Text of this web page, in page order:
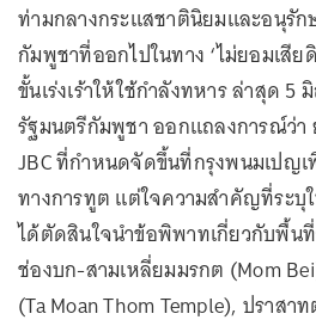
ท่ามกลางกระแสชาตินิยมและอนุรั
กัมพูชาที่ออกไปในทาง ‘ไม่ยอมเสีย
ขั้นเร่งเร้าให้ใช้กำลังทหาร ล่าสุด 5
รัฐมนตรีกัมพูชา ออกแถลงการณ์ว่า
JBC ที่กำหนดจัดขึ้นที่กรุงพนมเปญเ
ทางการทูต แต่ใจความสำคัญที่ระบุ
ได้ตัดสินใจนำข้อพิพาทเกี่ยวกับพื้น
ช่องบก-สามเหลี่ยมมรกต (Mom
(Ta Moan Thom Temple), ปราสา